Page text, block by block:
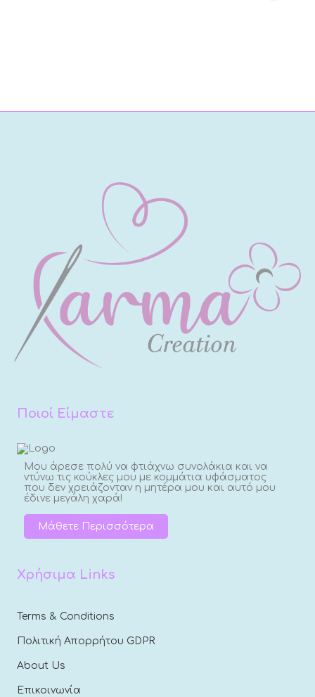
Ποιοί Είμαστε
Μου άρεσε πολύ να φτιάχνω συνολάκια και να
ντύνω τις κούκλες μου με κομμάτια υφάσματος
που δεν χρειάζονταν η μητέρα μου και αυτό μου
έδινε μεγάλη χαρά!
Μάθετε Περισσότερα
Χρήσιμα Links
Terms & Conditions
Πολιτική Απορρήτου GDPR
About Us
Επικοινωνία